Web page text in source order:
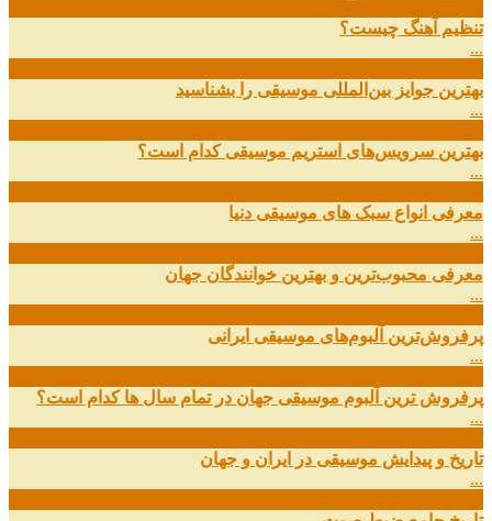
تنظیم آهنگ چیست؟
...
بهترین جوایز بین‌المللی موسیقی را بشناسید
...
بهترین سرویس‌های استریم موسیقی کدام است؟
...
معرفی انواع سبک های موسیقی دنیا
...
معرفی محبوب‌ترین و بهترین خوانندگان جهان
...
پرفروش‌ترین آلبوم‌های موسیقی ایرانی
...
پرفروش ترین آلبوم موسیقی جهان در تمام سال ها کدام است؟
...
تاریخ و پیدایش موسیقی در ایران و جهان
...